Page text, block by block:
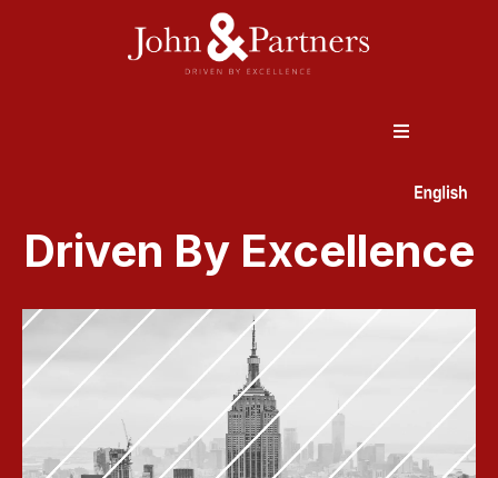
Driven By Excellence